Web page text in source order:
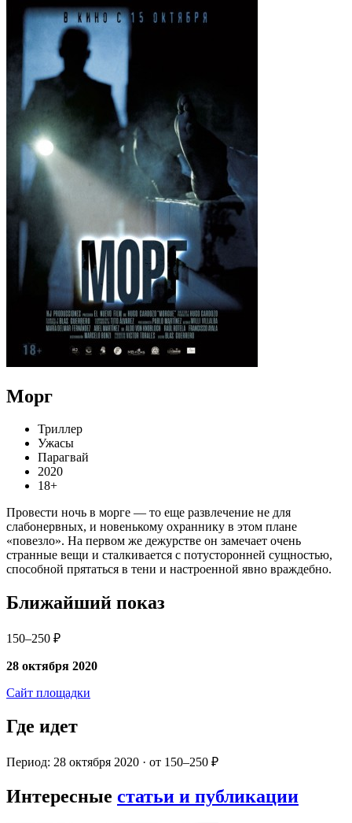
Морг
Триллер
Ужасы
Парагвай
2020
18+
Провести ночь в морге — то еще развлечение не для
слабонервных, и новенькому охраннику в этом плане
«повезло». На первом же дежурстве он замечает очень
странные вещи и сталкивается с потусторонней сущностью,
способной прятаться в тени и настроенной явно враждебно.
Ближайший показ
150–250 ₽
28 октября 2020
Сайт площадки
Где идет
Период: 28 октября 2020 · от 150–250 ₽
Интересные статьи и публикации